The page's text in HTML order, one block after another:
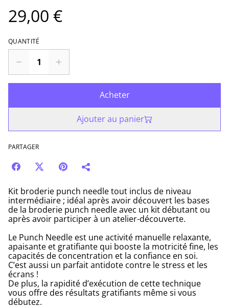
29,00 €
QUANTITÉ
Acheter
Ajouter au panier
PARTAGER
Kit broderie punch needle tout inclus de niveau
intermédiaire ; idéal après avoir découvert les bases
de la broderie punch needle avec un kit débutant ou
après avoir participer à un atelier-découverte.
Le Punch Needle est une activité manuelle relaxante,
apaisante et gratifiante qui booste la motricité fine, les
capacités de concentration et la confiance en soi.
C’est aussi un parfait antidote contre le stress et les
écrans !
De plus, la rapidité d’exécution de cette technique
vous offre des résultats gratifiants même si vous
débutez.